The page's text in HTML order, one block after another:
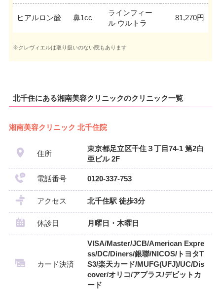
ヒアルロン酸 鼻1cc
ラインフィー
ル ウルトラ
81,270円
※クレヴィエルは取り扱いのない院もあります
北千住にある湘南美容クリニックのクリニック一覧
湘南美容クリニック 北千住院
住所
東京都足立区千住３丁目74-1 第2白
亜ビル 2F
電話番号 0120-337-753
アクセス 北千住駅 徒歩3分
休診日 月曜日・木曜日
カード決済
VISA/Master/JCB/American Expre
ss/DC/Diners/銀聯/NICOS/トヨタT
S3/楽天カード/MUFG(UFJ)/UC/Dis
cover/オリコ/アプラス/デビットカ
ード